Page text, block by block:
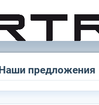
предложения